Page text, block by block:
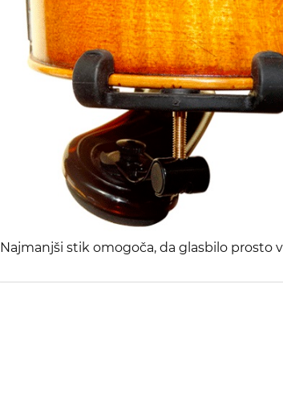
Najmanjši stik omogoča, da glasbilo prosto